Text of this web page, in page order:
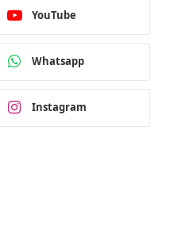
YouTube
Whatsapp
Instagram